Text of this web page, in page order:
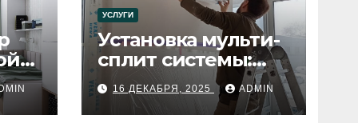
УСЛУГИ
Установка мульти-
сплит системы:
пошаговое
руководство
16 ДЕКАБРЯ, 2025 ADMIN